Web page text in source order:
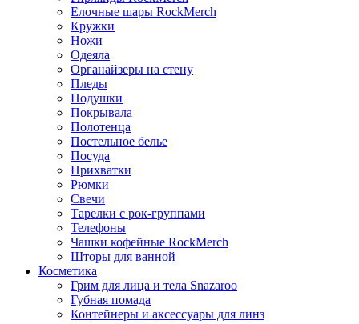
Елочные шары RockMerch
Кружки
Ножи
Одеяла
Органайзеры на стену
Пледы
Подушки
Покрывала
Полотенца
Постельное белье
Посуда
Прихватки
Рюмки
Свечи
Тарелки с рок-группами
Телефоны
Чашки кофейные RockMerch
Шторы для ванной
Косметика
Грим для лица и тела Snazaroo
Губная помада
Контейнеры и аксессуары для линз